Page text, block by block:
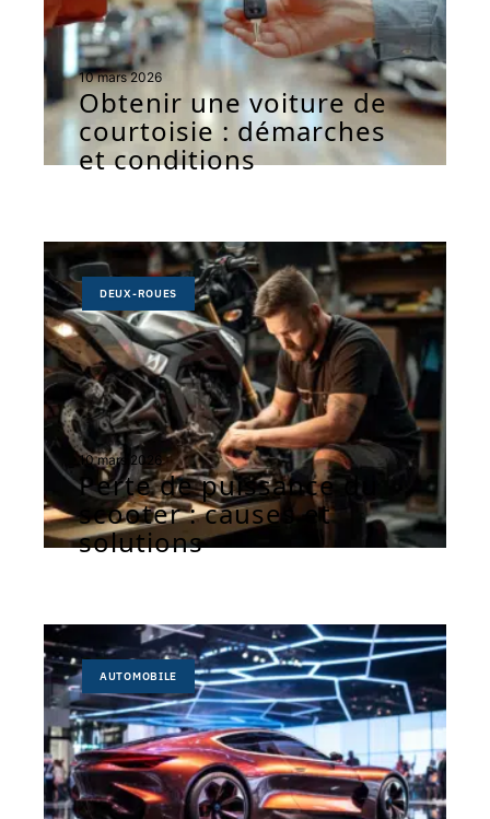
10 mars 2026
Obtenir une voiture de
courtoisie : démarches
et conditions
DEUX-ROUES
10 mars 2026
Perte de puissance du
scooter : causes et
solutions
AUTOMOBILE